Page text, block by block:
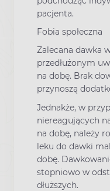
pacjenta.
Fobia społeczna
Zalecana dawka
przedłużonym
na dobę. Brak
przynoszą
Jednakże, w
niereagujących
na dobę, należy
leku do dawki
dobę.
stopniowo w
dłuższych.